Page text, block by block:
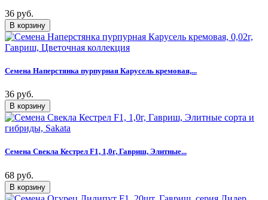
36 руб.
Семена Наперстянка пурпурная Карусель кремовая,...
36 руб.
Семена Свекла Кестрел F1, 1,0г, Гавриш, Элитные...
68 руб.